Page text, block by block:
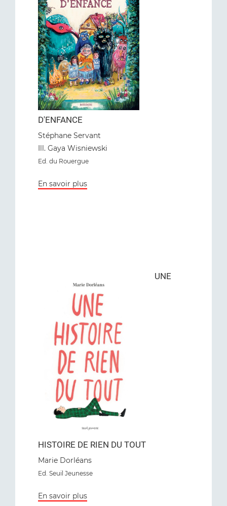
D'ENFANCE
Stéphane Servant
Ill. Gaya Wisniewski
Ed. du Rouergue
En savoir plus
UNE
HISTOIRE DE RIEN DU TOUT
Marie Dorléans
Ed. Seuil Jeunesse
En savoir plus